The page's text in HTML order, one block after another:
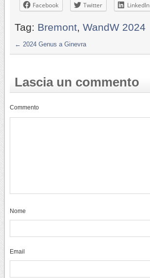
Facebook Twitter LinkedIn
Tag: Bremont, WandW 2024
← 2024 Genus a Ginevra
Lascia un commento
Commento
Nome
Email